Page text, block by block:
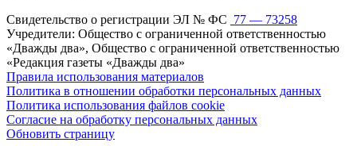
Свидетельство о регистрации ЭЛ № ФС 77 — 73258
Учредители: Общество с ограниченной ответственностью
«Дважды два», Общество с ограниченной ответственностью
«Редакция газеты «Дважды два»
Правила использования материалов
Политика в отношении обработки персональных данных
Политика использования файлов cookie
Согласие на обработку персональных данных
Обновить страницу